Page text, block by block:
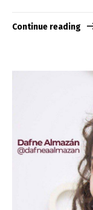
Continue reading